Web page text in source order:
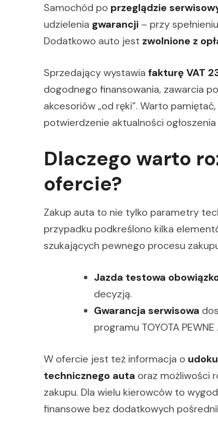
Samochód po przeglądzie
udzielenia gwarancji – przy
Dodatkowo auto jest zwolnione z
Sprzedający wystawia fakturę VAT
dogodnego finansowania, zawarcia
akcesoriów „od ręki”. Warto
potwierdzenie aktualności
Dlaczego warto
ofercie?
Zakup auta to nie tylko parametry
przypadku podkreślono kilka
szukających pewnego procesu
Jazda testowa
decyzją.
Gwarancja serwisowa
programu TOYOTA PEWNE
W ofercie jest też informacja o
technicznego auta oraz możliwości
zakupu. Dla wielu kierowców to
finansowe bez dodatkowych